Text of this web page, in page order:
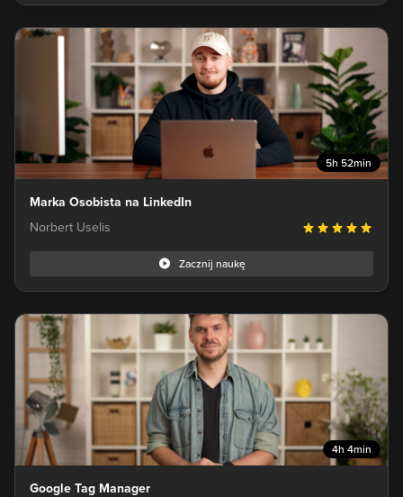
5h 52min
Marka Osobista na LinkedIn
Norbert Uselis
Zacznij naukę
4h 4min
Google Tag Manager